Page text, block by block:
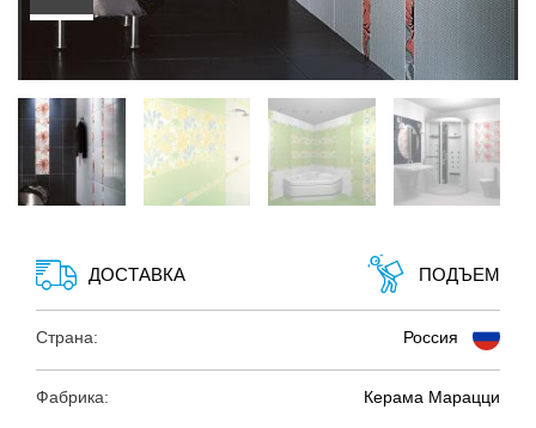
ДОСТАВКА ПОДЪЕМ
Страна: Россия
Фабрика: Керама Марацци